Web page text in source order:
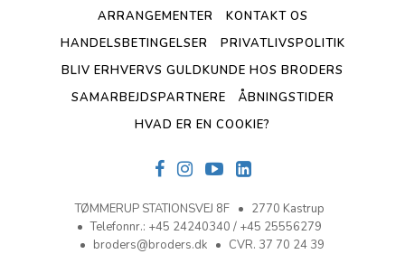
ARRANGEMENTER
KONTAKT OS
HANDELSBETINGELSER
PRIVATLIVSPOLITIK
BLIV ERHVERVS GULDKUNDE HOS BRODERS
SAMARBEJDSPARTNERE
ÅBNINGSTIDER
HVAD ER EN COOKIE?
TØMMERUP STATIONSVEJ 8F
2770 Kastrup
Telefonnr.: +45 24240340 / +45 25556279
broders@broders.dk
CVR. 37 70 24 39